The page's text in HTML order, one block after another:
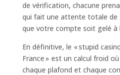
de vérification, chacune
qui fait une attente totale de
que votre compte soit gelé à
En définitive, le « stupid
France » est un calcul froid
chaque plafond et chaque